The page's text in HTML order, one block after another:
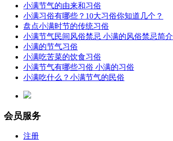
小满节气的由来和习俗
小满习俗有哪些？10大习俗你知道几个？
盘点小满时节的传统习俗
小满节气民间风俗禁忌 小满的风俗禁忌简介
小满的节气习俗
小满吃苦菜的饮食习俗
小满节气有哪些习俗 小满的习俗
小满吃什么？小满节气的民俗
会员服务
注册